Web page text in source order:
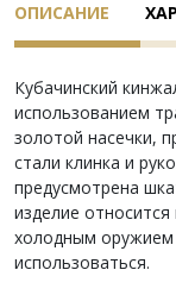
ОПИСАНИЕ
Кубачинский
использованием
золотой насечки,
стали клинка и
предусмотрена
изделие
холодным
использоваться.